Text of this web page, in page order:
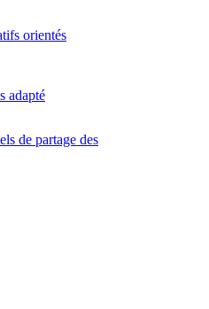
orientés
adapté
de partage des